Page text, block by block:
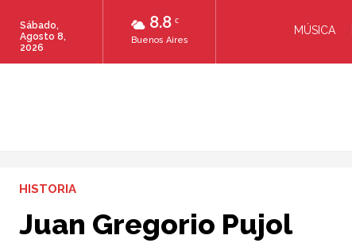
8.8 C
Buenos Aires
Sábado,
Agosto 8,
2026
MÚSICA
HISTORIA
Juan Gregorio Pujol